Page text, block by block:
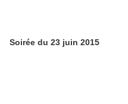
Soirée du 23 juin 2015